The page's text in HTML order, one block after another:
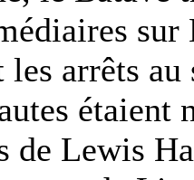
arrêts au
étaient
de Lewis